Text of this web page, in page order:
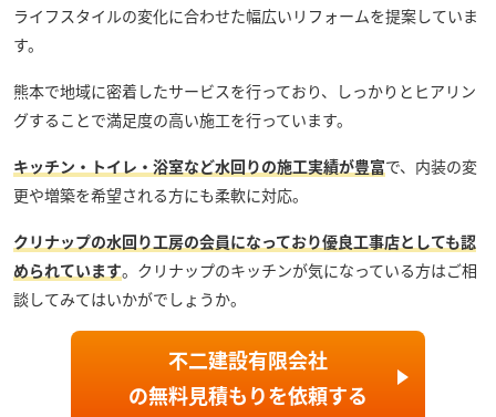
ライフスタイルの変化に合わせた幅広いリフォームを提案していま
す。
熊本で地域に密着したサービスを行っており、しっかりとヒアリン
グすることで満足度の高い施工を行っています。
キッチン・トイレ・浴室など水回りの施工実績が豊富で、 内装の変
更や増築を希望される方にも柔軟に対応。
クリナップの水回り工房の会員になっており優良工事店としても認
められています。クリナップのキッチンが気になっている方はご相
談してみてはいかがでしょうか。
不二建設有限会社
の無料見積もりを依頼する